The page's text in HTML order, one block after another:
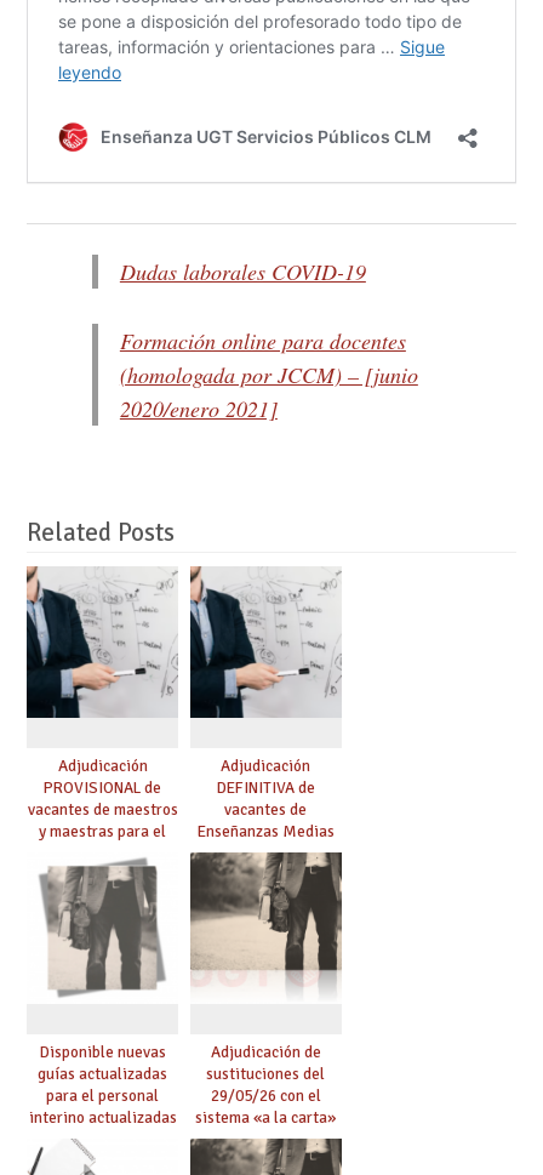
Dudas laborales COVID-19
Formación online para docentes
(homologada por JCCM) – [junio
2020/enero 2021]
Related Posts
Adjudicación
PROVISIONAL de
vacantes de maestros
y maestras para el
curso 26-27
Adjudicación
DEFINITIVA de
vacantes de
Enseñanzas Medias
para el curso 26-27
Disponible nuevas
guías actualizadas
para el personal
interino actualizadas
para el curso 26/27
Adjudicación de
sustituciones del
29/05/26 con el
sistema «a la carta»
conseguido con el
Acuerdo de Mejoras